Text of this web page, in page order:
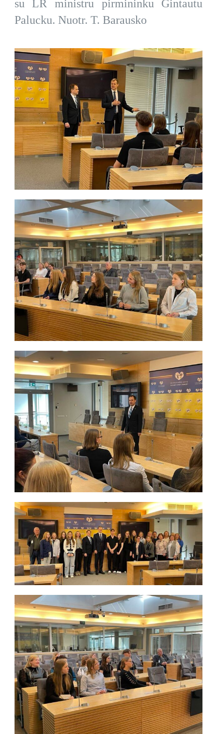
su LR ministru pirmininku Gintautu
Palucku. Nuotr. T. Barausko